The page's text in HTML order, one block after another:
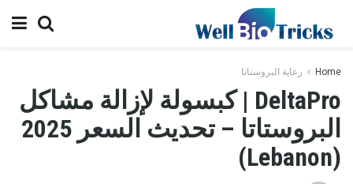
Home رعاية البروستاتا
DeltaPro | كبسولة لإزالة مشاكل
البروستاتا – تحديث السعر 2025
(Lebanon)